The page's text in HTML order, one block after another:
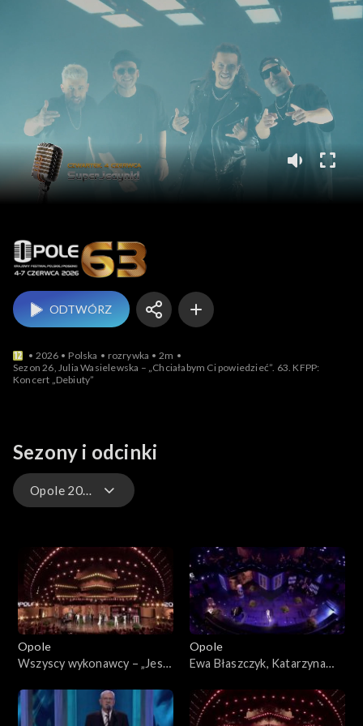
Opole
ODTWÓRZ
2026 Polska rozrywka
2m
Sezon 26, Julia Wasielewska – „Chciałabym Ci powiedzieć”. 63. KFPP:
Koncert „Debiuty”
Sezony i odcinki
Opole 2026 – występy
Opole 2026 – występy
Opole 2025
Opole 2024
Opole
Wszyscy wykonawcy – „Jest
mnie już nie będzie...”.
Koncert w hołdzie Magdzie
Opole
Ewa Błaszczyk, Katarzyna
„Kiedy mnie już nie będzie”.
63. KFPP: „Kiedy mnie już nie